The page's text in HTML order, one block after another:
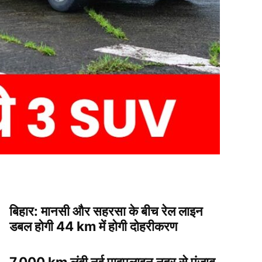
बिहार: मानसी और सहरसा के बीच रेल लाइन
डबल होगी 44 km में होगी दोहरीकरण